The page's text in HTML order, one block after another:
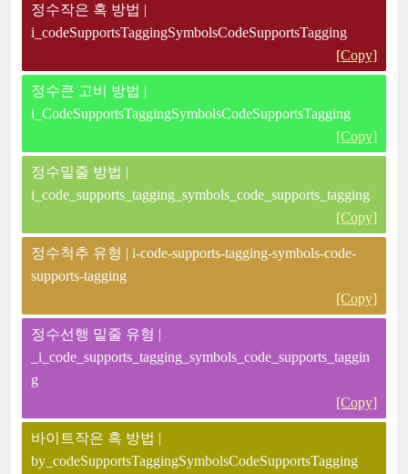
정수작은 혹 방법 |
i_codeSupportsTaggingSymbolsCodeSupportsTagging
[Copy]
정수큰 고비 방법 |
i_CodeSupportsTaggingSymbolsCodeSupportsTagging
[Copy]
정수밑줄 방법 |
i_code_supports_tagging_symbols_code_supports_tagging
[Copy]
정수척추 유형 | i-code-supports-tagging-symbols-code-
supports-tagging
[Copy]
정수선행 밑줄 유형 |
_i_code_supports_tagging_symbols_code_supports_taggin
g
[Copy]
바이트작은 혹 방법 |
by_codeSupportsTaggingSymbolsCodeSupportsTagging